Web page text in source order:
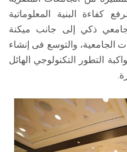
كفاءة البنية المعلوماتية
ذكي إلى جانب ميكنة
الجامعية، والتوسع فى إنشاء
التطور التكنولوجي الهائل